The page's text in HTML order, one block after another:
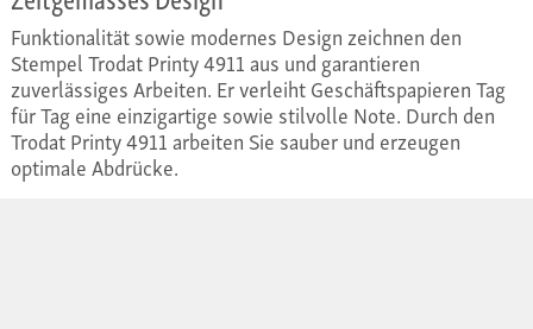
Funktionalität sowie modernes Design zeichnen den
Stempel Trodat Printy 4911 aus und garantieren
zuverlässiges Arbeiten. Er verleiht Geschäftspapieren Tag
für Tag eine einzigartige sowie stilvolle Note. Durch den
Trodat Printy 4911 arbeiten Sie sauber und erzeugen
optimale Abdrücke.